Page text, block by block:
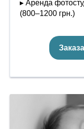
▸ Аренда
(800–1200 грн.)